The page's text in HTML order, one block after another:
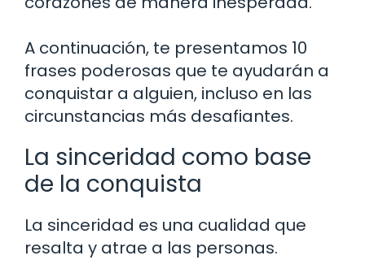
A continuación, te presentamos 10
frases poderosas que te ayudarán a
conquistar a alguien, incluso en las
circunstancias más desafiantes.
La sinceridad como base
de la conquista
La sinceridad es una cualidad que
resalta y atrae a las personas.